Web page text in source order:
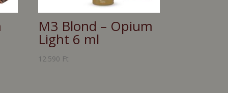
M3 Blond – Opium
Light 6 ml
12.590 Ft